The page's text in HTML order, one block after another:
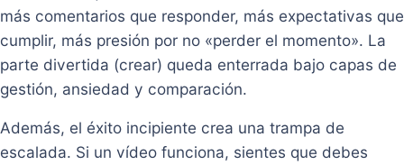
más comentarios que responder, más expectativas que
cumplir, más presión por no «perder el momento». La
parte divertida (crear) queda enterrada bajo capas de
gestión, ansiedad y comparación.
Además, el éxito incipiente crea una trampa de
escalada. Si un vídeo funciona, sientes que debes